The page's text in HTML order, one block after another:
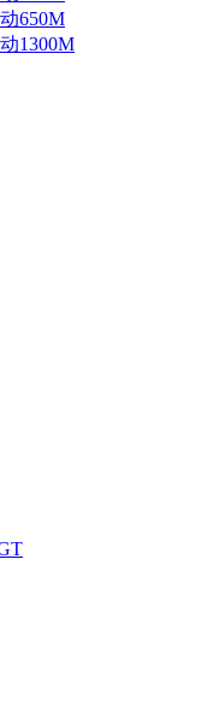
650M
1300M